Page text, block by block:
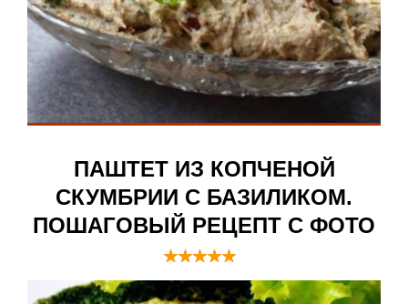
ПАШТЕТ ИЗ КОПЧЕНОЙ
СКУМБРИИ С БАЗИЛИКОМ.
ПОШАГОВЫЙ РЕЦЕПТ С ФОТО